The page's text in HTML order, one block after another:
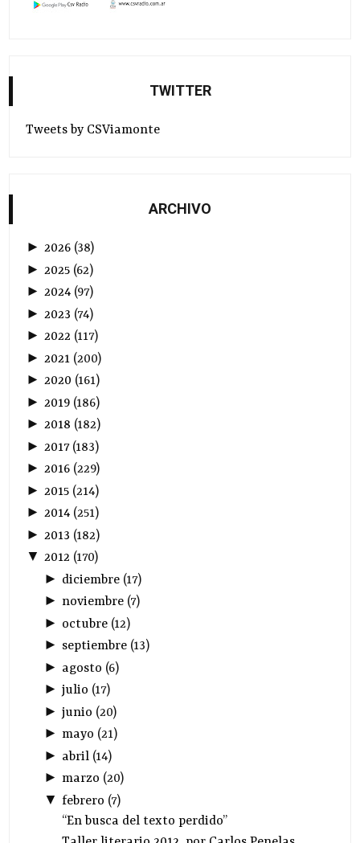
TWITTER
Tweets by CSViamonte
ARCHIVO
►2026 (38)
► 2025 (62)
►2024 (97)
► 2023 (74)
►2022 (117)
► 2021 (200)
►2020 (161)
► 2019 (186)
►2018 (182)
► 2017(183)
►2016 (229)
► 2015 (214)
►2014 (251)
► 2013 (182)
▼2012 (170)
► diciembre(17)
► noviembre(7)
► octubre(12)
► septiembre(13)
► agosto (6)
► julio (17)
► junio (20)
► mayo (21)
► abril(14)
► marzo (20)
▼ febrero (7)
“En busca del texto perdido”